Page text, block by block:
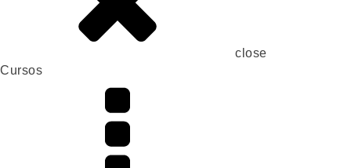
close
Cursos